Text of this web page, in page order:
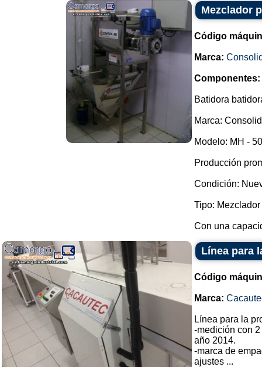
Mezclador
Código
Marca:
Componentes:
Batidora
Marca:
Modelo: MH -
Producción
Condición:
Tipo:
Con una
Línea para
Código
Marca:
Línea para la
-medición con
año 2014.
-marca de
ajustes ...